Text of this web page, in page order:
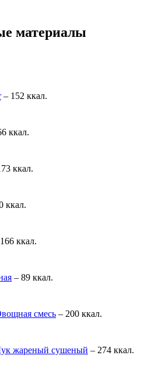
материалы
– 152 ккал.
ккал.
ккал.
ккал.
ккал.
– 89 ккал.
смесь – 200 ккал.
жареный сушеный – 274 ккал.